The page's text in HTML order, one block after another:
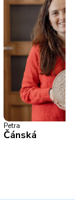
Petra
Čánská